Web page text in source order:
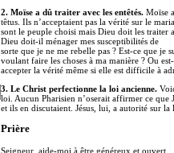
2. Moïse a dû traiter avec les entêtés. Moïse
têtus. Ils n’acceptaient pas la vérité sur le
sont le peuple choisi mais Dieu doit les traiter
Dieu doit-il ménager mes susceptibilités de
sorte que je ne me rebelle pas ? Est-ce que je
voulant faire les choses à ma manière ? Ou
accepter la vérité même si elle est difficile à
3. Le Christ perfectionne la loi ancienne.
loi. Aucun Pharisien n’oserait affirmer ce que
et ils en discutaient. Jésus, lui, a autorité sur la
Prière
Seigneur, aide-moi à être généreux et ouvert